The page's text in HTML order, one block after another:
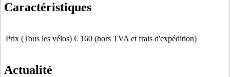
Caractéristiques
Prix (Tous les vélos) € 160 (hors TVA et frais d'expédition)
Actualité